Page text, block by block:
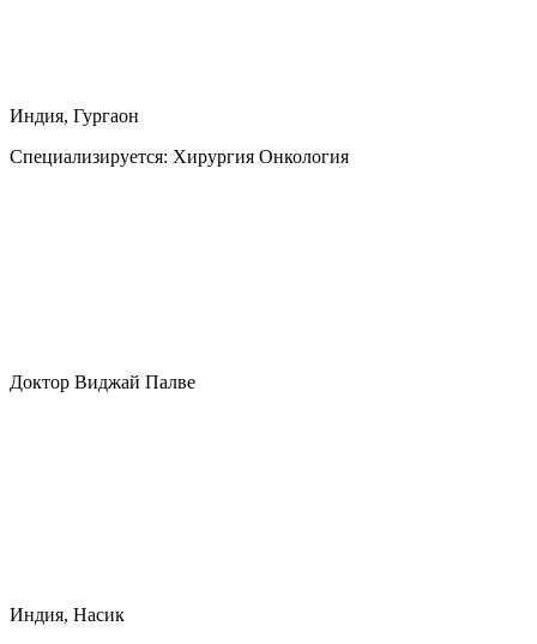
Индия, Гургаон
Специализируется: Хирургия Онкология
Доктор Виджай Палве
Индия, Насик